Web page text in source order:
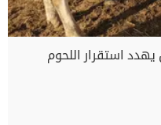
يهدد استقرار اللحوم